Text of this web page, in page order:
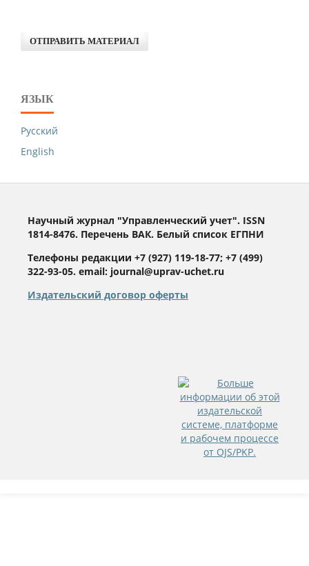
ОТПРАВИТЬ МАТЕРИАЛ
ЯЗЫК
Русский
English
Научный журнал "Управленческий учет". ISSN
1814-8476. Перечень ВАК. Белый список ЕГПНИ
Телефоны редакции +7 (927) 119-18-77; +7 (499)
322-93-05. email: journal@uprav-uchet.ru
Издательский договор оферты